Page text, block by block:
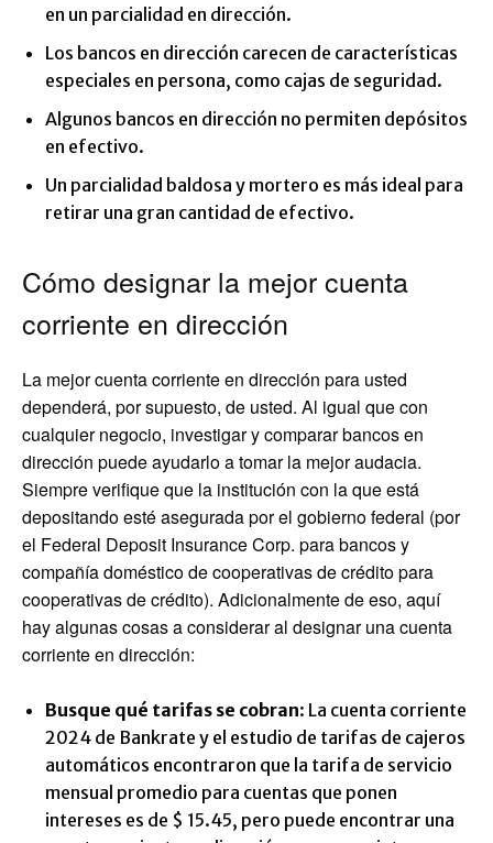
en un parcialidad en dirección.
Los bancos en dirección carecen de características
especiales en persona, como cajas de seguridad.
Algunos bancos en dirección no permiten depósitos
en efectivo.
Un parcialidad baldosa y mortero es más ideal para
retirar una gran cantidad de efectivo.
Cómo designar la mejor cuenta
corriente en dirección
La mejor cuenta corriente en dirección para usted
dependerá, por supuesto, de usted. Al igual que con
cualquier negocio, investigar y comparar bancos en
dirección puede ayudarlo a tomar la mejor audacia.
Siempre verifique que la institución con la que está
depositando esté asegurada por el gobierno federal (por
el Federal Deposit Insurance Corp. para bancos y
compañía doméstico de cooperativas de crédito para
cooperativas de crédito). Adicionalmente de eso, aquí
hay algunas cosas a considerar al designar una cuenta
corriente en dirección:
Busque qué tarifas se cobran: La cuenta corriente
2024 de Bankrate y el estudio de tarifas de cajeros
automáticos encontraron que la tarifa de servicio
mensual promedio para cuentas que ponen
intereses es de $ 15.45, pero puede encontrar una